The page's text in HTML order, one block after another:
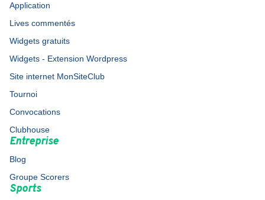
Application
Lives commentés
Widgets gratuits
Widgets - Extension Wordpress
Site internet MonSiteClub
Tournoi
Convocations
Clubhouse
Entreprise
Blog
Groupe Scorers
Sports